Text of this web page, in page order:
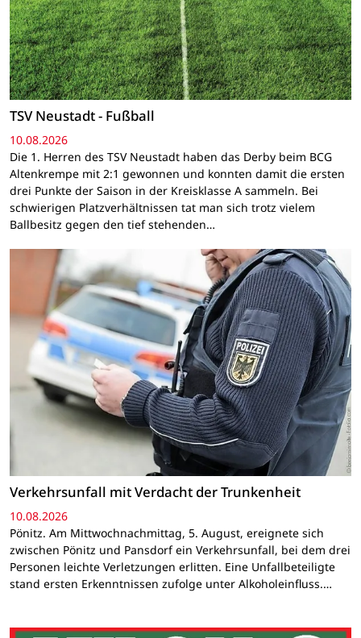
TSV Neustadt - Fußball
10.08.2026
Die 1. Herren des TSV Neustadt haben das Derby beim BCG
Altenkrempe mit 2:1 gewonnen und konnten damit die ersten
drei Punkte der Saison in der Kreisklasse A sammeln. Bei
schwierigen Platzverhältnissen tat man sich trotz vielem
Ballbesitz gegen den tief stehenden…
Verkehrsunfall mit Verdacht der Trunkenheit
10.08.2026
Pönitz. Am Mittwochnachmittag, 5. August, ereignete sich
zwischen Pönitz und Pansdorf ein Verkehrsunfall, bei dem drei
Personen leichte Verletzungen erlitten. Eine Unfallbeteiligte
stand ersten Erkenntnissen zufolge unter Alkoholeinfluss.…